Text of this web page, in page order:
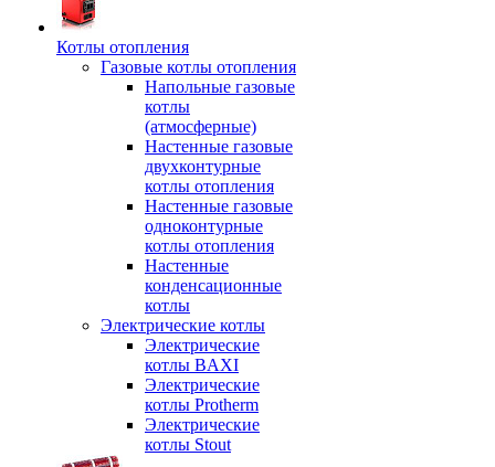
Котлы отопления
Газовые котлы отопления
Напольные газовые
котлы
(атмосферные)
Настенные газовые
двухконтурные
котлы отопления
Настенные газовые
одноконтурные
котлы отопления
Настенные
конденсационные
котлы
Электрические котлы
Электрические
котлы BAXI
Электрические
котлы Protherm
Электрические
котлы Stout